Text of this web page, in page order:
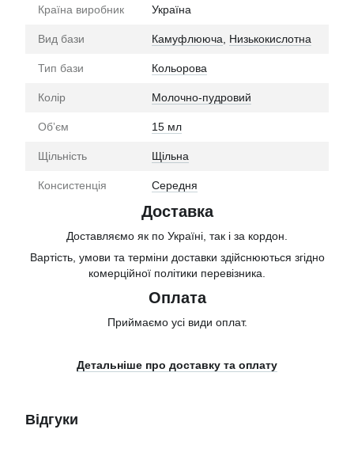
Країна виробник Україна
Вид бази Камуфлююча Низькокислотна
Тип бази Кольорова
Колір Молочно-пудровий
Обʼєм 15 мл
Щільність Щільна
Консистенція Середня
Доставка
Доставляємо як по Україні, так і за кордон.
Вартість, умови та терміни доставки здійснюються згідно
комерційної політики перевізника.
Оплата
Приймаємо усі види оплат.
Детальніше про доставку та оплату
Відгуки